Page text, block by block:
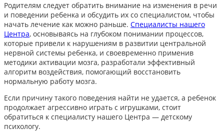
Родителям следует обратить внимание на изменения в речи
и поведении ребенка и обсудить их со специалистом, чтобы
начать лечение как можно раньше. Специалисты нашего
Центра, основываясь на глубоком понимании процессов,
которые привели к нарушениям в развитии центральной
нервной системы ребенка, и своевременно применив
методики активации мозга, разработали эффективный
алгоритм воздействия, помогающий восстановить
нормальную работу мозга.
Если причину такого поведения найти не удается, а ребенок
продолжает агрессивно играть с игрушками, стоит
обратиться к специалисту нашего Центра — детскому
психологу.